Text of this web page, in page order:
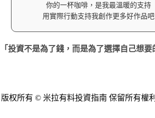
你的一杯咖啡，是我最溫暖的支持
用實際行動支持我創作更多好作品吧
「投資不是為了錢，而是為了選擇自己想要
版权所有 © 米拉有料投資指南 保留所有權